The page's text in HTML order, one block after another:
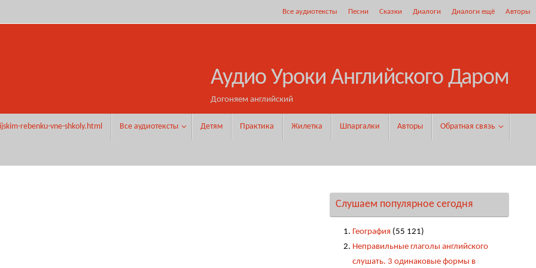
Все аудиотексты Песни Сказки Диалоги Диалоги ещё Авторы
Аудио Уроки Английского Даром
Догоняем английский
rebenku-vne-shkoly.html Все аудиотексты Детям Практика Жилетка Шпаргалки Авторы Обратная связь
Слушаем популярное сегодня
География (55 121)
Неправильные глаголы английского
слушать. 3 одинаковые формы в